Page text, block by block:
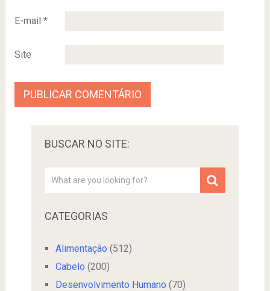
E-mail *
Site
BUSCAR NO SITE:
CATEGORIAS
Alimentação (512)
Cabelo (200)
Desenvolvimento Humano (70)